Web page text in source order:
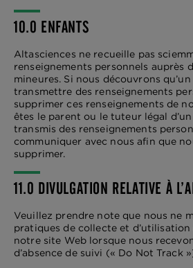
10.0 ENFANTS
Altasciences ne recueille pas
renseignements personnels auprès
mineures. Si nous découvrons
transmettre des renseignements
supprimer ces renseignements de
êtes le parent ou le tuteur légal
transmis des renseignements
communiquer avec nous afin que
supprimer.
11.0 DIVULGATION RELATIVE À
Veuillez prendre note que nous ne
pratiques de collecte et d’utilisation
notre site Web lorsque nous
d’absence de suivi (« Do Not Track